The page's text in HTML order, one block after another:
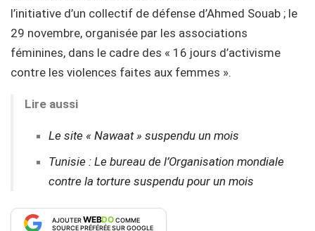
l’initiative d’un collectif de défense d’Ahmed Souab ; le
29 novembre, organisée par les associations
féminines, dans le cadre des « 16 jours d’activisme
contre les violences faites aux femmes ».
Lire aussi
Le site « Nawaat » suspendu un mois
Tunisie : Le bureau de l’Organisation mondiale
contre la torture suspendu pour un mois
AJOUTERWEBDOCOMME
SOURCE PRÉFÉRÉE SUR GOOGLE